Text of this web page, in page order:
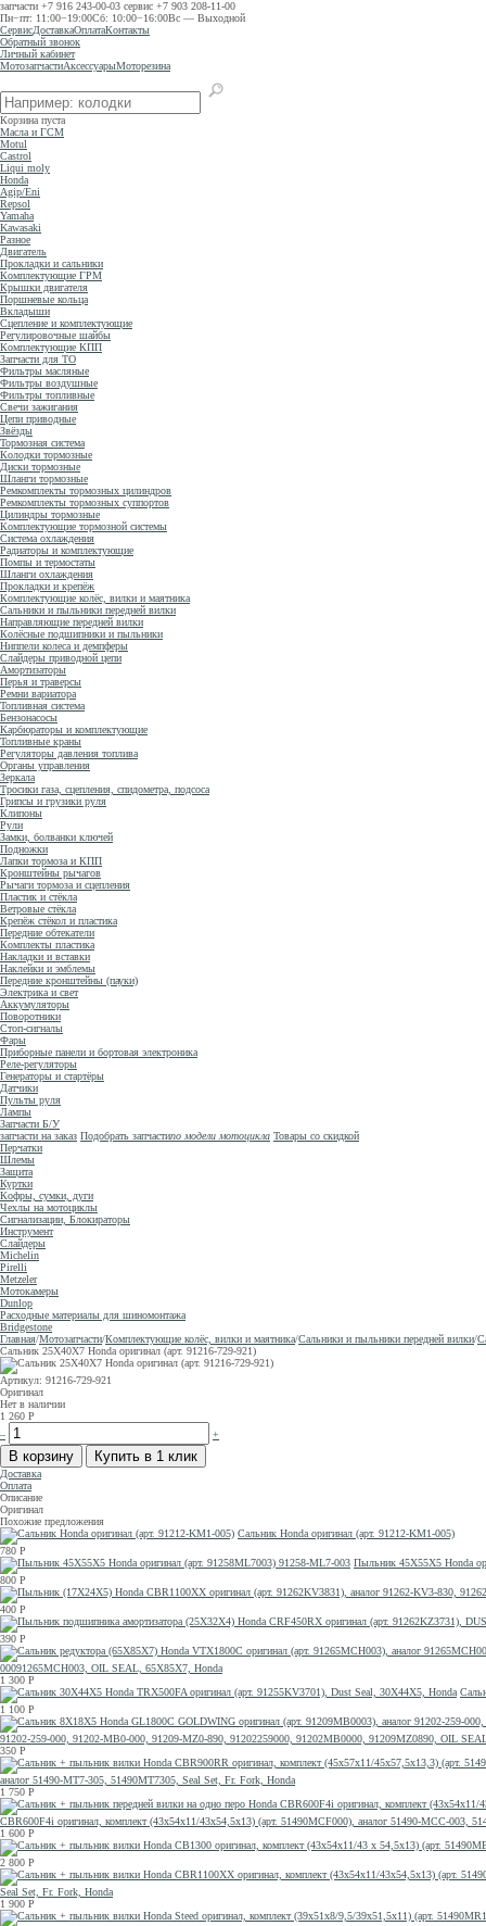
запчасти +7 916 243-00-03 сервис +7 903 208-11-00
Пн−пт: 11:00−19:00Сб: 10:00−16:00Вс — Выходной
СервисДоставкаОплатаКонтакты
Обратный звонок
Личный кабинет
МотозапчастиАксессуарыМоторезина
Корзина пуста
Масла и ГСМ
Motul
Castrol
Liqui moly
Honda
Agip/Eni
Repsol
Yamaha
Kawasaki
Разное
Двигатель
Прокладки и сальники
Комплектующие ГРМ
Крышки двигателя
Поршневые кольца
Вкладыши
Сцепление и комплектующие
Регулировочные шайбы
Комплектующие КПП
Запчасти для ТО
Фильтры масляные
Фильтры воздушные
Фильтры топливные
Свечи зажигания
Цепи приводные
Звёзды
Тормозная система
Колодки тормозные
Диски тормозные
Шланги тормозные
Ремкомплекты тормозных цилиндров
Ремкомплекты тормозных суппортов
Цилиндры тормозные
Комплектующие тормозной системы
Система охлаждения
Радиаторы и комплектующие
Помпы и термостаты
Шланги охлаждения
Прокладки и крепёж
Комплектующие колёс, вилки и маятника
Сальники и пыльники передней вилки
Направляющие передней вилки
Колёсные подшипники и пыльники
Ниппели колеса и демпферы
Слайдеры приводной цепи
Амортизаторы
Перья и траверсы
Ремни вариатора
Топливная система
Бензонасосы
Карбюраторы и комплектующие
Топливные краны
Регуляторы давления топлива
Органы управления
Зеркала
Тросики газа, сцепления, спидометра, подсоса
Грипсы и грузики руля
Клипоны
Рули
Замки, болванки ключей
Подножки
Лапки тормоза и КПП
Кронштейны рычагов
Рычаги тормоза и сцепления
Пластик и стёкла
Ветровые стёкла
Крепёж стёкол и пластика
Передние обтекатели
Комплекты пластика
Накладки и вставки
Наклейки и эмблемы
Передние кронштейны (пауки)
Электрика и свет
Аккумуляторы
Поворотники
Стоп-сигналы
Фары
Приборные панели и бортовая электроника
Реле-регуляторы
Генераторы и стартёры
Датчики
Пульты руля
Лампы
Запчасти Б/У
запчасти на заказ Подобрать запчастипо модели мотоцикла Товары со скидкой
Перчатки
Шлемы
Защита
Куртки
Кофры, сумки, дуги
Чехлы на мотоциклы
Сигнализации, Блокираторы
Инструмент
Слайдеры
Michelin
Pirelli
Metzeler
Мотокамеры
Dunlop
Расходные материалы для шиномонтажа
Bridgestone
Главная/Мотозапчасти/Комплектующие колёс, вилки и маятника/Сальники и пыльники передней вилки/
Сальник 25X40X7 Honda оригинал (арт. 91216-729-921)
Артикул: 91216-729-921
Оригинал
Нет в наличии
1 260 Р
–
+
Доставка
Оплата
Описание
Оригинал
Похожие предложения
Сальник Honda оригинал (арт. 91212-KM1-005)
780 Р
Пыльник 45X55X5 Honda
800 Р
400 Р
390 Р
00091265MCH003, OIL SEAL, 65X85X7, Honda
1 300 Р
1 100 Р
91202-259-000, 91202-MB0-000, 91209-MZ0-890, 91202259000, 91202MB0000, 91209MZ0890, OIL
350 Р
аналог 51490-MT7-305, 51490MT7305, Seal Set, Fr. Fork, Honda
1 750 Р
CBR600F4i оригинал, комплект (43x54x11/43x54,5x13) (арт. 51490MCF000), аналог 51490-MCC-
1 600 Р
2 800 Р
Seal Set, Fr. Fork, Honda
1 900 Р